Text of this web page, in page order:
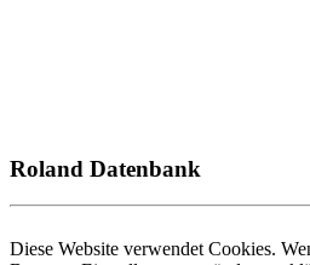
Roland Datenbank
Diese Website verwendet Cookies.